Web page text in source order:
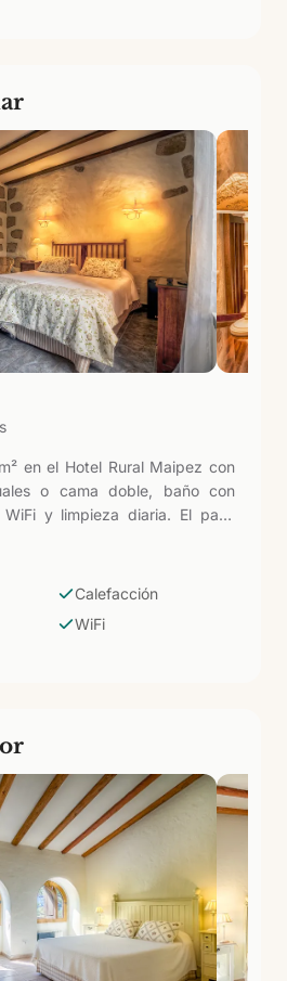
en el Hotel Rural Maipez con
o cama doble, baño con
y limpieza diaria. El paso
y la Superior: más espacio
con todas las instalaciones del
Calefacción
WiFi